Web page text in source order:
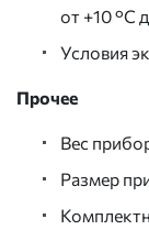
от +10 °С
Условия
Прочее
Вес
Размер